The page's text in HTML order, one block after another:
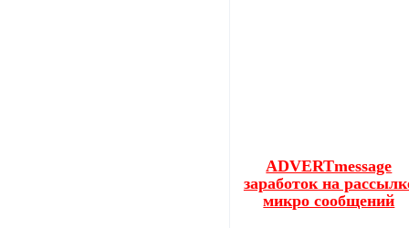
ADVERTmessage
заработок на
микро сообщений